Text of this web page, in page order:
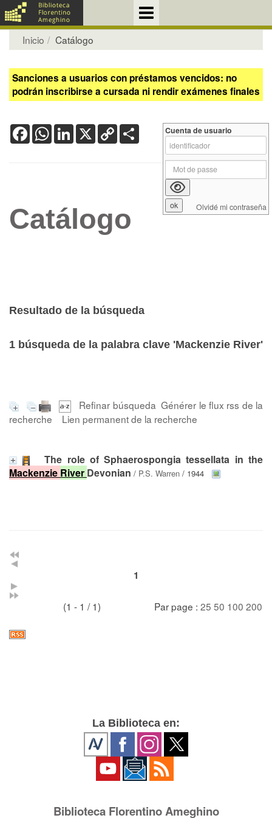
Inicio Catálogo
Sanciones a usuarios con préstamos vencidos: no
podrán inscribirse a cursada ni rendir exámenes finales
FacebookWhatsApp
LinkedIn
X Copy
Link
Catálogo
Resultado de la búsqueda
1 búsqueda de la palabra clave 'Mackenzie River'
Refinar búsqueda Générer le flux rss de la
recherche
Lien permanent de la recherche
The role of Sphaerospongia tessellata in the
Mackenzie River Devonian / P.S. Warren / 1944
1
(1 - 1 / 1) Par page : 25 50 100 200
Cuenta de usuario
Olvidé mi contraseña
La Biblioteca en:
Biblioteca Florentino Ameghino